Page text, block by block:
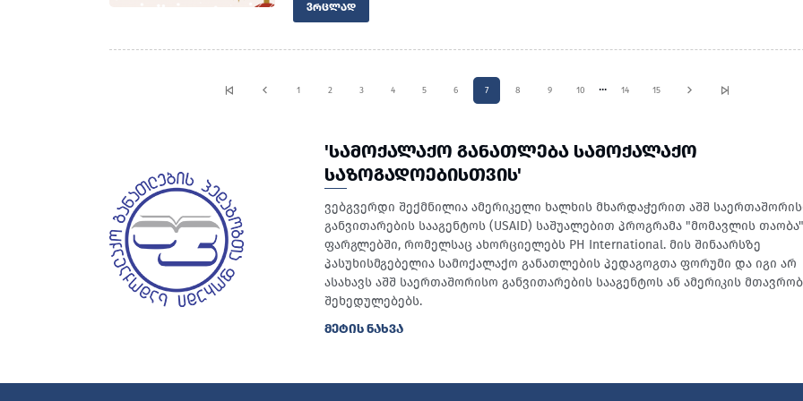
ᲕᲠᲪᲚᲐᲓ
1 2 3 4 5 6 7 8 9 10 ... 14 15
'ᲡᲐᲛᲝᲥᲐᲚᲐᲥᲝ ᲒᲐᲜᲐᲗᲚᲔᲑᲐ ᲡᲐᲛᲝᲥᲐᲚᲐᲥᲝ
ᲡᲐᲖᲝᲒᲐᲓᲝᲔᲑᲘᲡᲗᲕᲘᲡ'
ვებგვერდი შექმნილია ამერიკელი ხალხის მხარდაჭერით აშშ
განვითარების სააგენტოს (USAID) საშუალებით პროგრამა "მომავლის თაობა"
ფარგლებში, რომელსაც ახორციელებს PH International. მის შინაარსზე
პასუხისმგებელია სამოქალაქო განათლების პედაგოგთა ფორუმი და იგი არ
ასახავს აშშ საერთაშორისო განვითარების სააგენტოს ან ამერიკის
შეხედულებებს.
ᲛᲔᲢᲘᲡ ᲜᲐᲮᲕᲐ